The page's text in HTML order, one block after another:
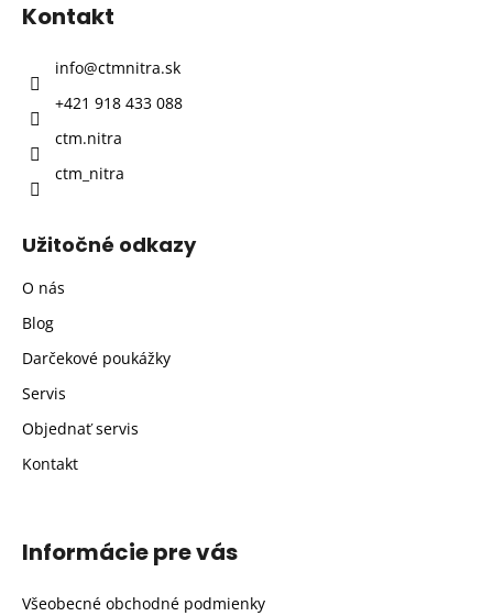
Kontakt
info@ctmnitra.sk
+421 918 433 088
ctm.nitra
ctm_nitra
Užitočné odkazy
O nás
Blog
Darčekové poukážky
Servis
Objednať servis
Kontakt
Informácie pre vás
Všeobecné obchodné podmienky